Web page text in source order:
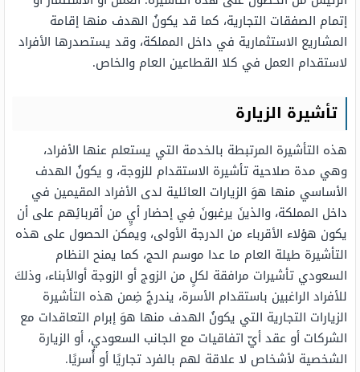
إتمام الصفقات التجارية، كما قد يكونُ الهدف منها إقامة
المشاريع الاستثمارية في داخل المملكة، وقد يستصدرها الأفراد
لاستقدام العمل في كلا القطاعين العام والخاص.
تأشيرة الزيارة
هذه التأشيرة المرتبطة بالخدمة التي يستعلم عنها الأفراد،
وهي مدة صلاحية تأشيرة الاستقدام للزوجة، و يكونُ الهدف
الأساسي منها هوَ الزيارات العائلية لدى الأفراد المقيمين في
داخل المملكة، والذينَ يرغبونَ فِي إحضار أيٍ من أقربائِهم على أن
يكون هؤلاء الأقرباء من الدرجة الأولى، ويمكن الحصول على هذه
التأشيرة طيلة العام ما عدا موسم الحج، كما يمنح النظام
السعودي تأشيرات مرافقة لكلٍ من الزوج أو الزوجة أوالأبناء، وذلكَ
للأفراد الراغبين باستقدام الأسرة، يندرجُ ضِمن هذه التأشيرة
الزيارات التجارية التي يكونُ الهدف منها هوَ إبرام التعاقدات مع
الشركات أو عقد أيّ اتفاقيات مع الجانب السعودي، أو الزيارة
الشخصية لأشخاص لا علاقة لهم بالفرد تجاريًا أو أُسريًا.